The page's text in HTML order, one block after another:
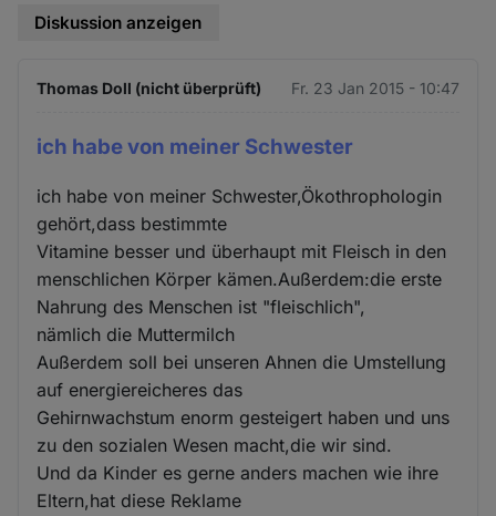
Diskussion anzeigen
Thomas Doll (nicht überprüft) Fr. 23 Jan 2015 - 10:47
ich habe von meiner Schwester
ich habe von meiner Schwester,Ökothrophologin
gehört,dass bestimmte
Vitamine besser und überhaupt mit Fleisch in den
menschlichen Körper kämen.Außerdem:die erste
Nahrung des Menschen ist "fleischlich",
nämlich die Muttermilch
Außerdem soll bei unseren Ahnen die Umstellung
auf energiereicheres das
Gehirnwachstum enorm gesteigert haben und uns
zu den sozialen Wesen macht,die wir sind.
Und da Kinder es gerne anders machen wie ihre
Eltern,hat diese Reklame